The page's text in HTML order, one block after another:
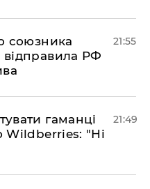
союзника
РФ
21:55
гаманці
Wildberries: "Ні
21:49